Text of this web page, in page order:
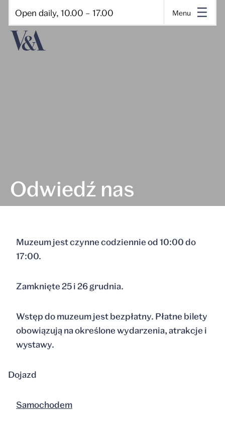
Open daily, 10.00 – 17.00 Menu
Odwiedź nas
Muzeum jest czynne codziennie od 10:00 do
17:00.
Zamknięte 25 i 26 grudnia.
Wstęp do muzeum jest bezpłatny. Płatne bilety
obowiązują na określone wydarzenia, atrakcje i
wystawy.
Dojazd
Samochodem